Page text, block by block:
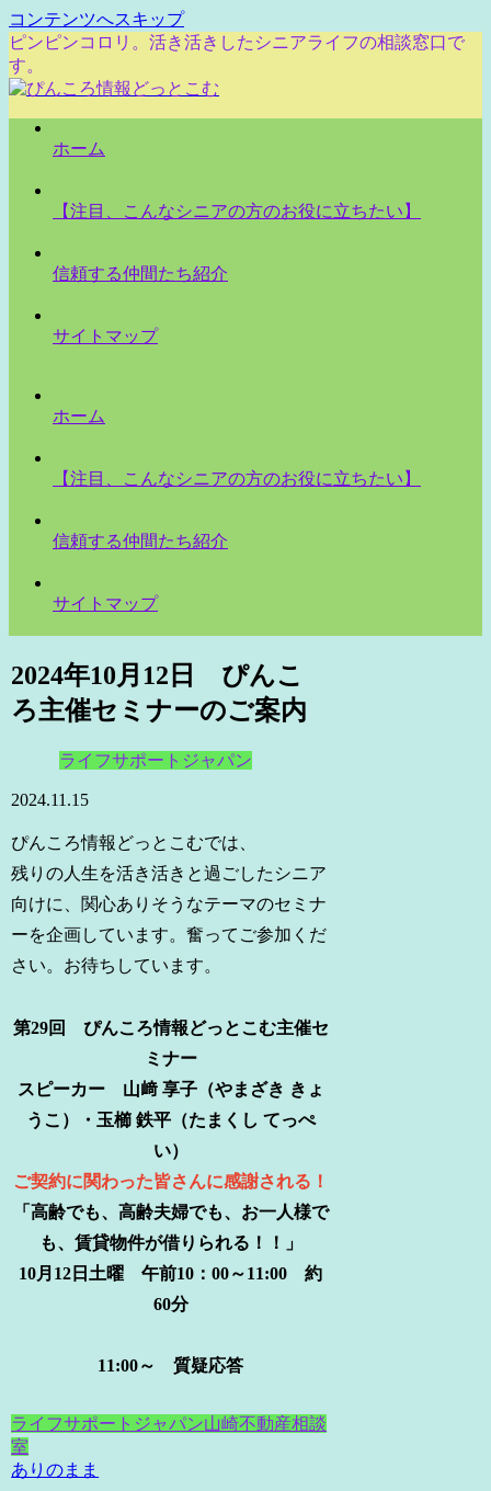
コンテンツへスキップ
ピンピンコロリ。活き活きしたシニアライフの相談窓口で
す。
ホーム
【注目、こんなシニアの方のお役に立ちたい】
信頼する仲間たち紹介
サイトマップ
ホーム
【注目、こんなシニアの方のお役に立ちたい】
信頼する仲間たち紹介
サイトマップ
2024年10月12日 ぴんこ
ろ主催セミナーのご案内
ライフサポートジャパン
2024.11.15
ぴんころ情報どっとこむでは、
残りの人生を活き活きと過ごしたシニア
向けに、関心ありそうなテーマのセミナ
ーを企画しています。奮ってご参加くだ
さい。お待ちしています。
第29回 ぴんころ情報どっとこむ主催セ
ミナー
スピーカー 山﨑 享子（やまざき きょ
うこ）・玉櫛 鉄平（たまくし てっぺ
い）
ご契約に関わった皆さんに感謝される！
「高齢でも、高齢夫婦でも、お一人様で
も、賃貸物件が借りられる！！」
10月12日土曜 午前10：00～11:00 約
60分
11:00～ 質疑応答
ライフサポートジャパン山崎不動産相談
室
ありのまま